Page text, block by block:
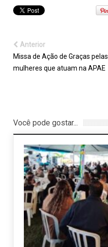
Anterior
Missa de Ação de Graças pelas
mulheres que atuam na APAE
Você pode gostar...